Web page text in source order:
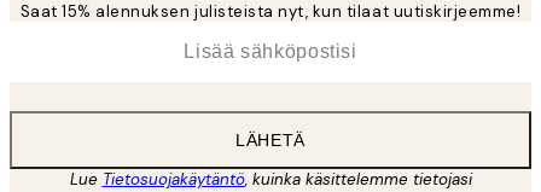
Saat 15% alennuksen julisteista nyt, kun tilaat uutiskirjeemme!
LÄHETÄ
Lue Tietosuojakäytäntö, kuinka käsittelemme tietojasi